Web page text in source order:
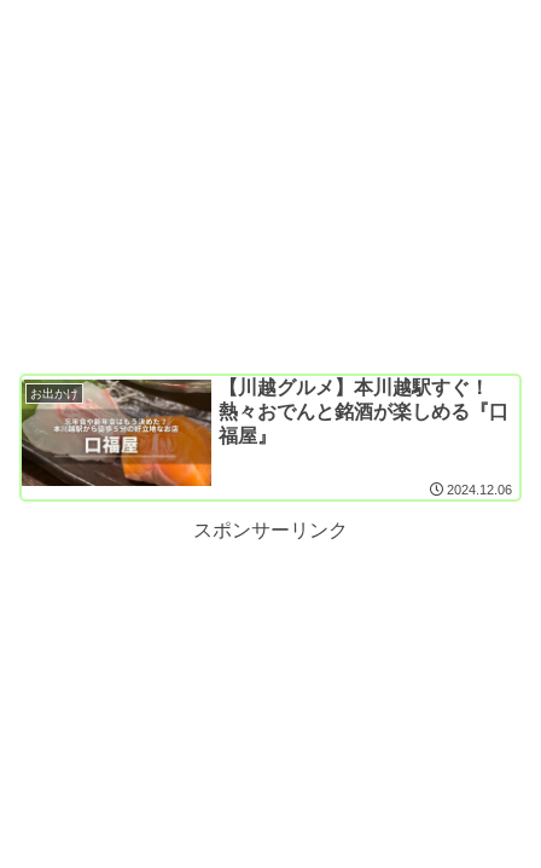
お出かけ
【川越グルメ】本川越駅すぐ！
熱々おでんと銘酒が楽しめる『口
福屋』
2024.12.06
スポンサーリンク